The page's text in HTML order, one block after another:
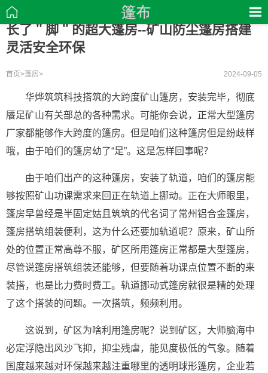
长了＂脚＂的超大篷房--矿山防尘篷房搭建
灵活安全环保
首页>蓬房> 2024-09-05
华烨筑筑科技搭筑的大跨度矿山篷房，安装完毕，彻底
餍足矿山有关部总的各种需求。可能你会说，正常大型篷房
厂家都能够作大跨度的篷房。但是咱们这种篷房但是纷歧样
哦，由于咱们的篷房幼了“足”。这是怎样回事呢？
由于咱们出产的这种篷房，安装了轨道，咱们的篷房能
够按照矿山功课需求来回正在轨道上挪动。正在大师眼里，
篷房早曾经是半固定姑且筑筑的代名词了常州铝合金篷房，
篷房搭筑组装便利，这为什么还要加轨道呢？原来，矿山所
处的位置正常高尊不服，矿区所用篷房正常都是大型篷房，
尽管说篷房搭筑组装还能够，但要随着功课点位置不断的来
装搭，也是比力费时费工。轨道挪动式篷房就很是糟的处理
了这个搭装的问题。一次搭筑，频频利用。
这说到，矿区为啥利用篷房呢？说到矿区，大师脑海中
必定浮隐出风沙飞抑，抑尘残虐，能见度极低的气象。随着
国度越来越对环保越来越注重哪里的透明球形篷房，企业若